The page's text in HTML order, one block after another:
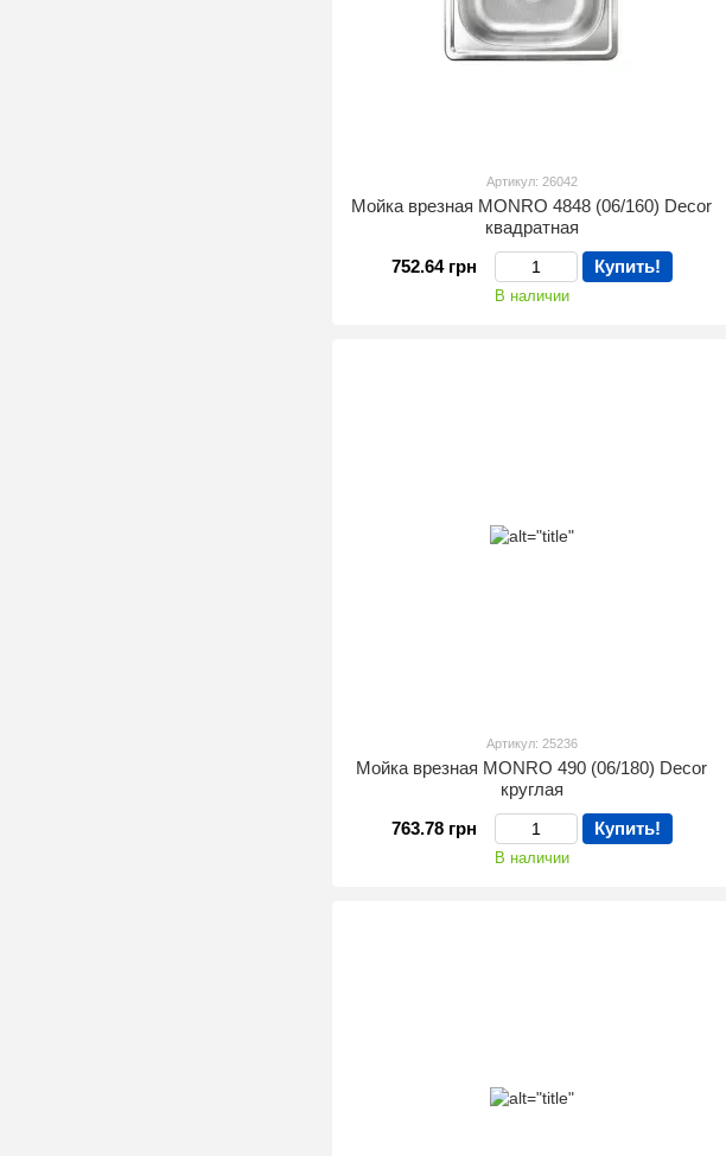
Артикул: 26042
Мойка врезная MONRO 4848 (06/160) Decor
квадратная
752.64 грн
Купить!
В наличии
Артикул: 25236
Мойка врезная MONRO 490 (06/180) Decor
круглая
763.78 грн
Купить!
В наличии